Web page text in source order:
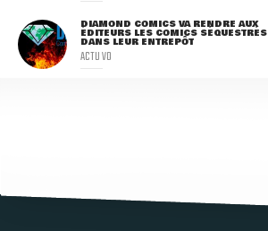
DIAMOND COMICS VA RENDRE AUX
ÉDITEURS LES COMICS SÉQUESTRÉS
DANS LEUR ENTREPÔT
ACTU VO